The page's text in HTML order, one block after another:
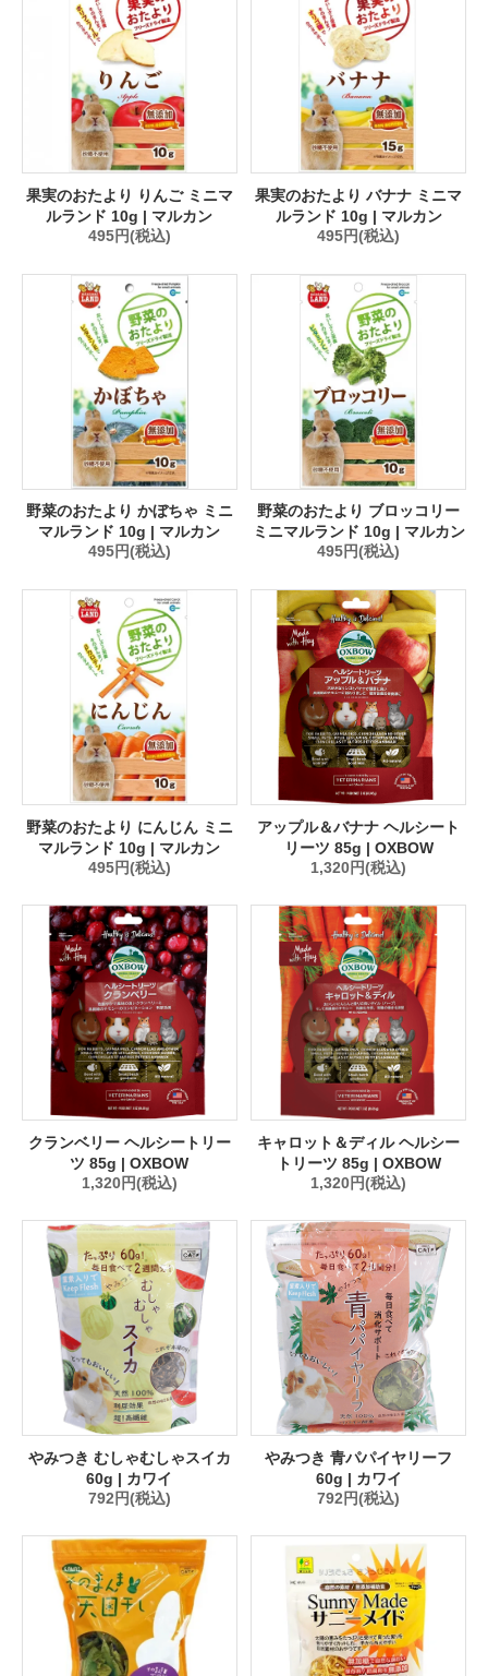
果実のおたより りんご ミニマ
ルランド 10g | マルカン
495円(税込)
果実のおたより バナナ ミニマ
ルランド 10g | マルカン
495円(税込)
野菜のおたより かぼちゃ ミニ
マルランド 10g | マルカン
495円(税込)
野菜のおたより ブロッコリー
ミニマルランド 10g | マルカン
495円(税込)
野菜のおたより にんじん ミニ
マルランド 10g | マルカン
495円(税込)
アップル＆バナナ ヘルシート
リーツ 85g | OXBOW
1,320円(税込)
クランベリー ヘルシートリー
ツ 85g | OXBOW
1,320円(税込)
キャロット＆ディル ヘルシー
トリーツ 85g | OXBOW
1,320円(税込)
やみつき むしゃむしゃスイカ
60g | カワイ
792円(税込)
やみつき 青パパイヤリーフ
60g | カワイ
792円(税込)